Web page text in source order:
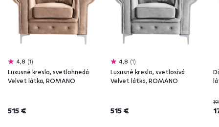
4,8 1
Luxusné kreslo, svetlohnedá
Velvet látka, ROMANO
515 €
4,8 1
Luxusné kreslo, svetlosivá
Velvet látka, ROMANO
515 €